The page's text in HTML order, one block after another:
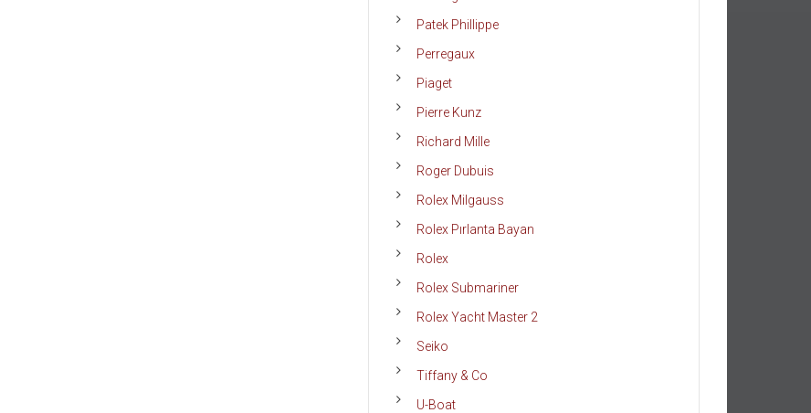
Patek Phillippe
Perregaux
Piaget
Pierre Kunz
Richard Mille
Roger Dubuis
Rolex Milgauss
Rolex Pırlanta Bayan
Rolex
Rolex Submariner
Rolex Yacht Master 2
Seiko
Tiffany & Co
U-Boat